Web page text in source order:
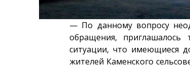
— По данному вопросу
обращения, приглашалось
ситуации, что имеющиеся
жителей Каменского